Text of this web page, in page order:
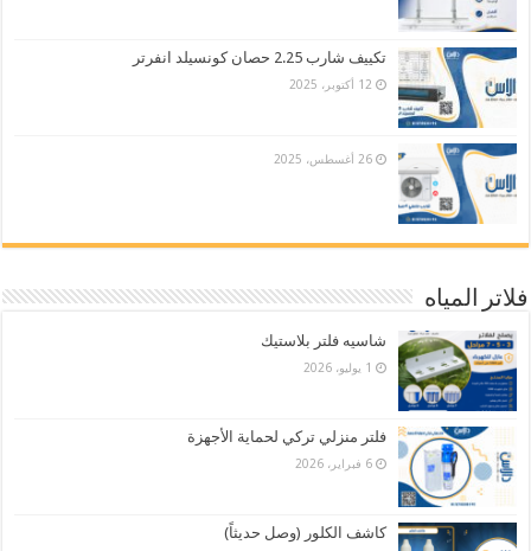
تكييف شارب 2.25 حصان كونسيلد انفرتر
12 أكتوبر، 2025
26 أغسطس، 2025
فلاتر المياه
شاسيه فلتر بلاستيك
1 يوليو، 2026
فلتر منزلي تركي لحماية الأجهزة
6 فبراير، 2026
كاشف الكلور (وصل حديثاً)